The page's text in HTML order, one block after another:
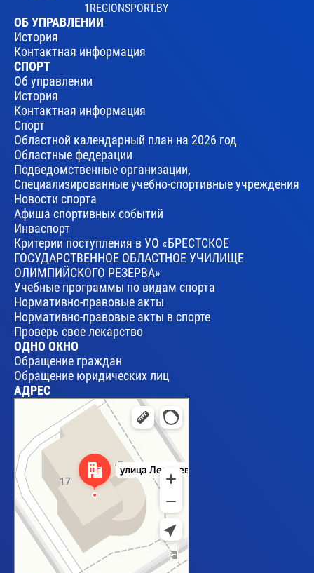
1REGIONSPORT.BY
ОБ УПРАВЛЕНИИ
История
Контактная информация
СПОРТ
Об управлении
История
Контактная информация
Спорт
Областной календарный план на 2026 год
Областные федерации
Подведомственные организации,
Специализированные учебно-спортивные учреждения
Новости спорта
Афиша спортивных событий
Инваспорт
Критерии поступления в УО «БРЕСТСКОЕ
ГОСУДАРСТВЕННОЕ ОБЛАСТНОЕ УЧИЛИЩЕ
ОЛИМПИЙСКОГО РЕЗЕРВА»
Учебные программы по видам спорта
Нормативно-правовые акты
Нормативно-правовые акты в спорте
Проверь свое лекарство
ОДНО ОКНО
Обращение граждан
Обращение юридических лиц
АДРЕС
Брест
Улица Леваневского, 17 — Яндекс Карты